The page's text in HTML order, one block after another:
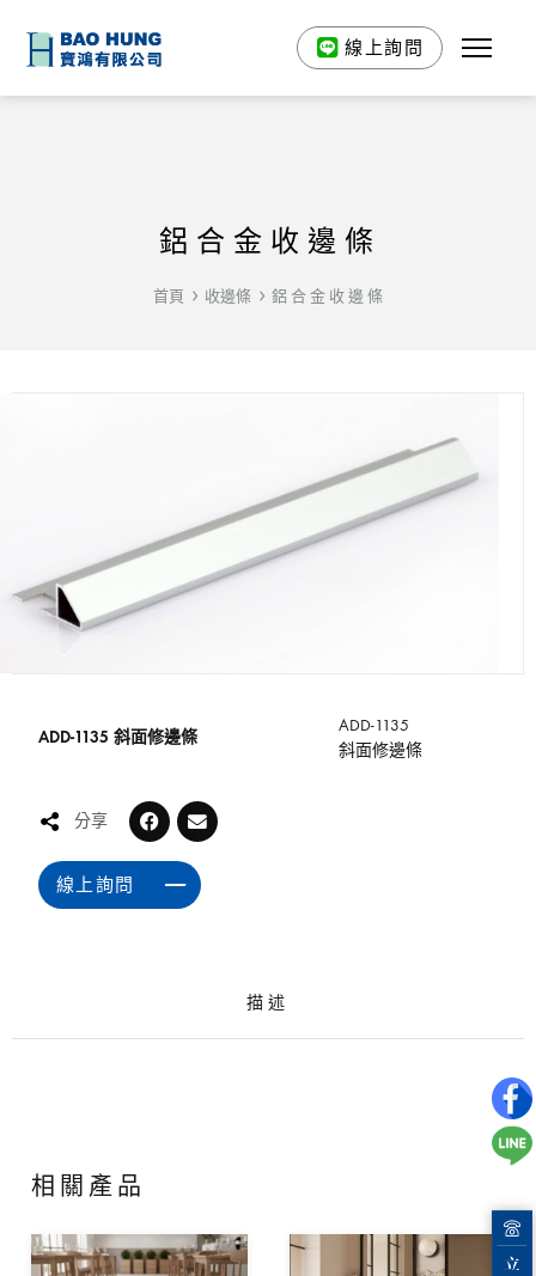
線上詢問
鋁 合 金 收 邊 條
首頁 收邊條 鋁 合 金 收 邊 條
ADD-1135 斜面修邊條
ADD-1135
斜面修邊條
分享
線上詢問
描述
相關產品